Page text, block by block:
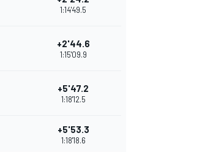
1:14'49.5
+2'44.6
1:15'09.9
+5'47.2
1:18'12.5
+5'53.3
1:18'18.6